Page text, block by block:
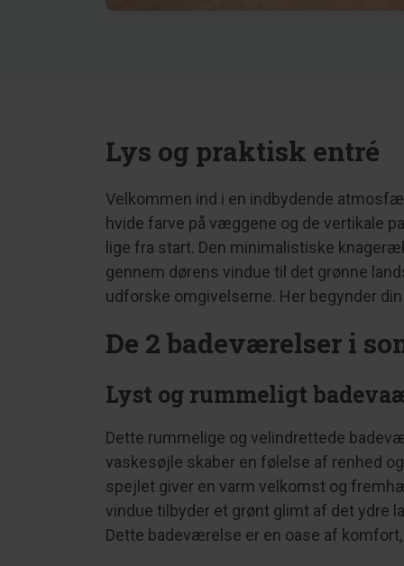
Lys og praktisk entré
Velkommen ind i en indbydende
hvide farve på væggene og de vertikale
lige fra start. Den minimalistiske
gennem dørens vindue til det grønne
udforske omgivelserne. Her begynder
De 2 badeværelser i
Lyst og rummeligt
Dette rummelige og velindrettede
vaskesøjle skaber en følelse af renhed
spejlet giver en varm velkomst og
vindue tilbyder et grønt glimt af det ydre
Dette badeværelse er en oase af